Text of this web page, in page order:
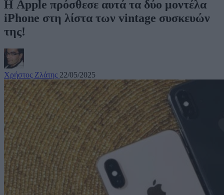
Η Apple πρόσθεσε αυτά τα δύο μοντέλα
iPhone στη λίστα των vintage συσκευών
της!
Χρήστος Ζλάτης 22/05/2025